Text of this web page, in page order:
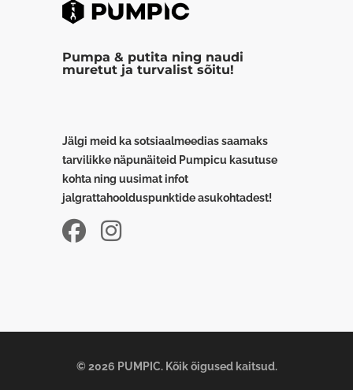
Pumpa & putita ning naudi
muretut ja turvalist sõitu!
Jälgi meid ka sotsiaalmeedias saamaks
tarvilikke näpunäiteid Pumpicu kasutuse
kohta ning uusimat infot
jalgrattahoolduspunktide asukohtadest!
© 2026 PUMPIC. Kõik õigused kaitsud.